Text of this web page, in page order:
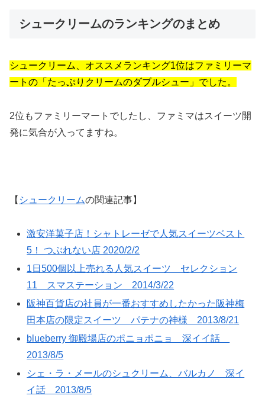
シュークリームのランキングのまとめ
シュークリーム、オススメランキング1位はファミリーマ
ートの「たっぷりクリームのダブルシュー」でした。
2位もファミリーマートでしたし、ファミマはスイーツ開
発に気合が入ってますね。
【 シュークリームの関連記事】
激安洋菓子店！シャトレーゼで人気スイーツベスト
5！ つぶれない店 2020/2/2
1日500個以上売れる人気スイーツ セレクション
11 スマステーション 2014/3/22
阪神百貨店の社員が一番おすすめしたかった阪神梅
田本店の限定スイーツ パテナの神様 2013/8/21
blueberry 御殿場店のポニョポニョ 深イイ話
2013/8/5
シェ・ラ・メールのシュクリーム、バルカノ 深イ
イ話 2013/8/5